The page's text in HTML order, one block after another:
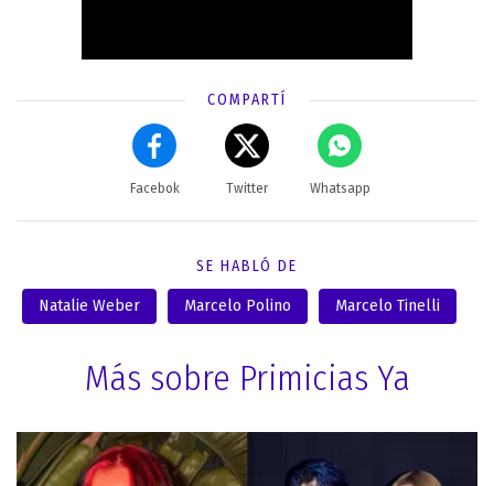
COMPARTÍ
Facebok Twitter Whatsapp
SE HABLÓ DE
Natalie Weber Marcelo Polino Marcelo Tinelli
Más sobre Primicias Ya